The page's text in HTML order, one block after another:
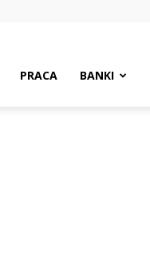
PRACA BANKI